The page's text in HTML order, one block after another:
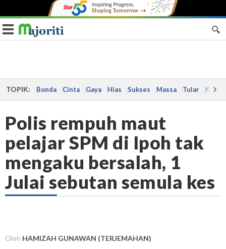
Toggle navigation
TOPIK: Bonda Cinta Gaya Hias Sukses Massa Tular Kes
Polis rempuh maut
pelajar SPM di Ipoh tak
mengaku bersalah, 1
Julai sebutan semula kes
Oleh HAMIZAH GUNAWAN (TERJEMAHAN)